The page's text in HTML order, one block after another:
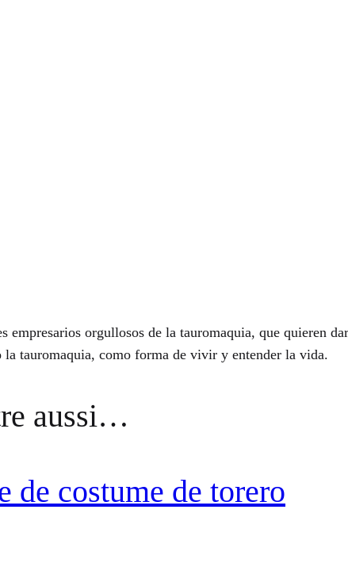
empresarios orgullosos de la tauromaquia, que quieren
tauromaquia, como forma de vivir y entender la vida.
aussi…
de costume de torero